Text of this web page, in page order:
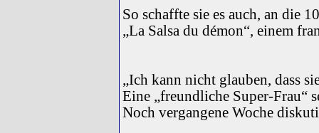
So schaffte sie es auch, an die
„La Salsa du démon“, einem
„Ich kann nicht glauben, dass
Eine „freundliche Super-Frau“
Noch vergangene Woche